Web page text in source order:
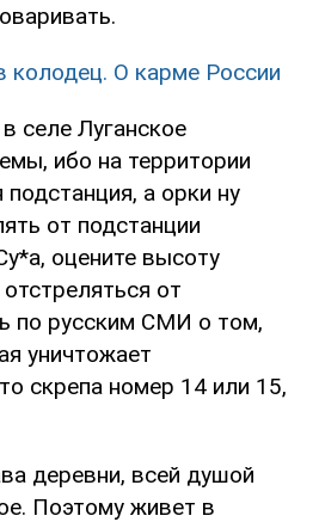
колодец. О карме России
селе Луганское
ибо на территории
а орки ну
от подстанции
оцените высоту
от
по русским СМИ о том,
уничтожает
скрепа номер 14 или 15,
деревни, всей душой
Поэтому живет в